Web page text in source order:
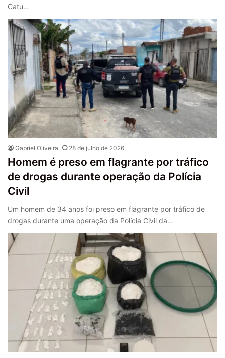
Catu…
Gabriel Oliveira 28 de julho de 2026
Homem é preso em flagrante por tráfico
de drogas durante operação da Polícia
Civil
Um homem de 34 anos foi preso em flagrante por tráfico de
drogas durante uma operação da Polícia Civil da…